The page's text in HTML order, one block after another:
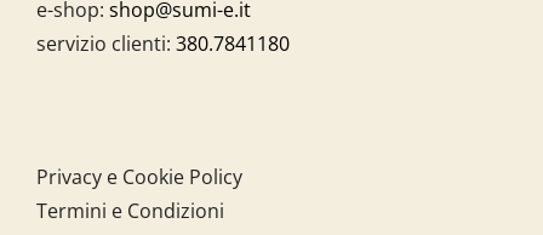
e-shop: shop@sumi-e.it
servizio clienti: 380.7841180
Privacy e Cookie Policy
Termini e Condizioni